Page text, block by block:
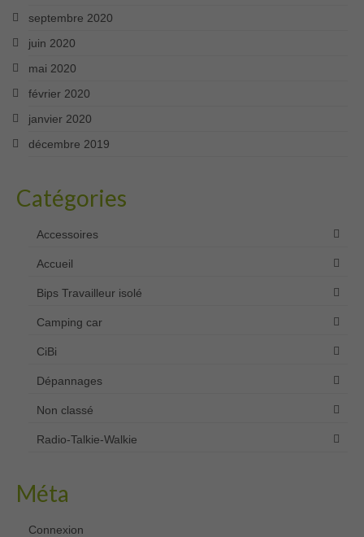
septembre 2020
juin 2020
mai 2020
février 2020
janvier 2020
décembre 2019
Catégories
Accessoires
Accueil
Bips Travailleur isolé
Camping car
CiBi
Dépannages
Non classé
Radio-Talkie-Walkie
Méta
Connexion